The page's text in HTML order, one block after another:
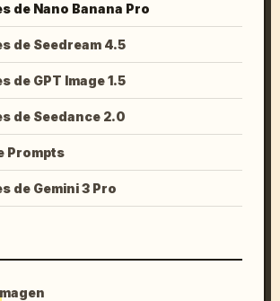
de Nano Banana Pro
de Seedream 4.5
de GPT Image 1.5
de Seedance 2.0
Prompts
de Gemini 3 Pro